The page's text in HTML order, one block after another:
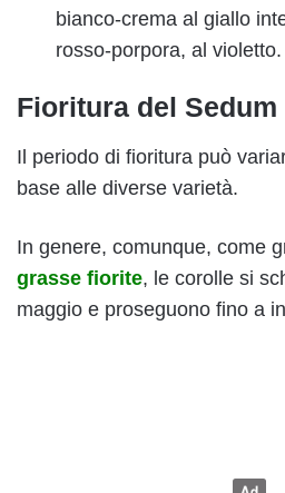
bianco-crema al giallo
rosso-porpora, al violetto.
Fioritura del Sedum
Il periodo di fioritura può
base alle diverse varietà.
In genere, comunque, come
grasse fiorite, le corolle si
maggio e proseguono fino a